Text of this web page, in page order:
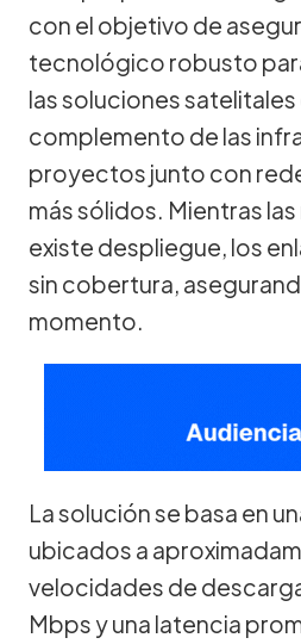
con el objetivo de
tecnológico robusto
las soluciones satelitales
complemento de las
proyectos junto con
más sólidos. Mientras
existe despliegue, los
sin cobertura,
momento.
La solución se basa en
ubicados a
velocidades de
Mbps y una latencia